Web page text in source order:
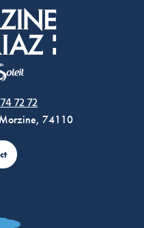
72 72
74110